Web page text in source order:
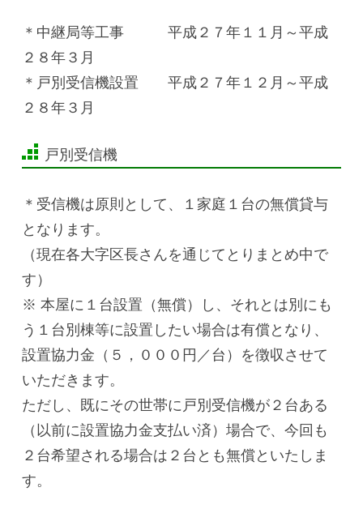
＊中継局等工事 平成２７年１１月～平成
２８年３月
＊戸別受信機設置 平成２７年１２月～平成
２８年３月
戸別受信機
＊受信機は原則として、１家庭１台の無償貸与
となります。
（現在各大字区長さんを通じてとりまとめ中で
す）
※ 本屋に１台設置（無償）し、それとは別にも
う１台別棟等に設置したい場合は有償となり、
設置協力金（５，０００円／台）を徴収させて
いただきます。
ただし、既にその世帯に戸別受信機が２台ある
（以前に設置協力金支払い済）場合で、今回も
２台希望される場合は２台とも無償といたしま
す。